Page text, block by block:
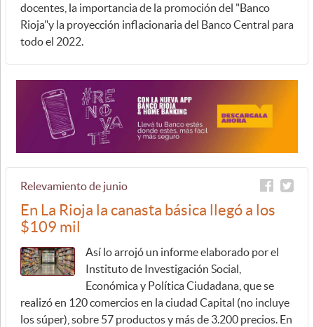
docentes, la importancia de la promoción del "Banco
Rioja"y la proyección inflacionaria del Banco Central para
todo el 2022.
Relevamiento de junio
En La Rioja la canasta básica llegó a los
$109 mil
Así lo arrojó un informe elaborado por el
Instituto de Investigación Social,
Económica y Política Ciudadana, que se
realizó en 120 comercios en la ciudad Capital (no incluye
los súper), sobre 57 productos y más de 3.200 precios. En